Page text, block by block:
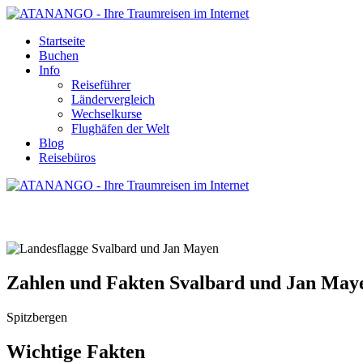
Startseite
Buchen
Info
Reiseführer
Ländervergleich
Wechselkurse
Flughäfen der Welt
Blog
Reisebüros
Zahlen und Fakten Svalbard und Jan
Spitzbergen
Wichtige Fakten